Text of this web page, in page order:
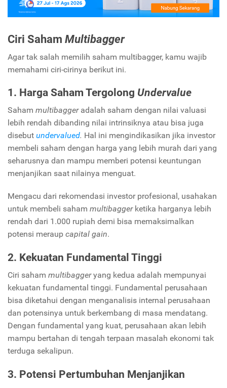
Ciri Saham Multibagger
Agar tak salah memilih saham multibagger, kamu wajib
memahami ciri-cirinya berikut ini.
1. Harga Saham Tergolong Undervalue
Saham multibagger adalah saham dengan nilai valuasi
lebih rendah dibanding nilai intrinsiknya atau bisa juga
disebut undervalued. Hal ini mengindikasikan jika investor
membeli saham dengan harga yang lebih murah dari yang
seharusnya dan mampu memberi potensi keuntungan
menjanjikan saat nilainya menguat.
Mengacu dari rekomendasi investor profesional, usahakan
untuk membeli saham multibagger ketika harganya lebih
rendah dari 1.000 rupiah demi bisa memaksimalkan
potensi meraup capital gain.
2. Kekuatan Fundamental Tinggi
Ciri saham multibaggeryang kedua adalah mempunyai
kekuatan fundamental tinggi. Fundamental perusahaan
bisa diketahui dengan menganalisis internal perusahaan
dan potensinya untuk berkembang di masa mendatang.
Dengan fundamental yang kuat, perusahaan akan lebih
mampu bertahan di tengah terpaan masalah ekonomi tak
terduga sekalipun.
3. Potensi Pertumbuhan Menjanjikan